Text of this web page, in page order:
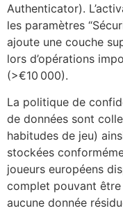
Authenticator).
les paramètres
ajoute une couche
lors d’opérations
(>€10 000).
La politique de
de données sont
habitudes de jeu)
stockées
joueurs européens
complet pouvant
aucune donnée